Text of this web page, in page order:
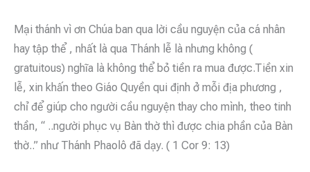
Mại thánh vì ơn Chúa ban qua lời cầu nguyện của cá nhân
hay tập thể , nhất là qua Thánh lễ là nhưng không (
gratuitous) nghĩa là không thể bỏ tiền ra mua được.Tiền xin
lễ, xin khấn theo Giáo Quyền qui định ở mỗi địa phương ,
chỉ để giúp cho người cầu nguyện thay cho mình, theo tinh
thần, “ ..người phục vụ Bàn thờ thì được chia phần của Bàn
thờ..” như Thánh Phaolô đã dạy. ( 1 Cor 9: 13)